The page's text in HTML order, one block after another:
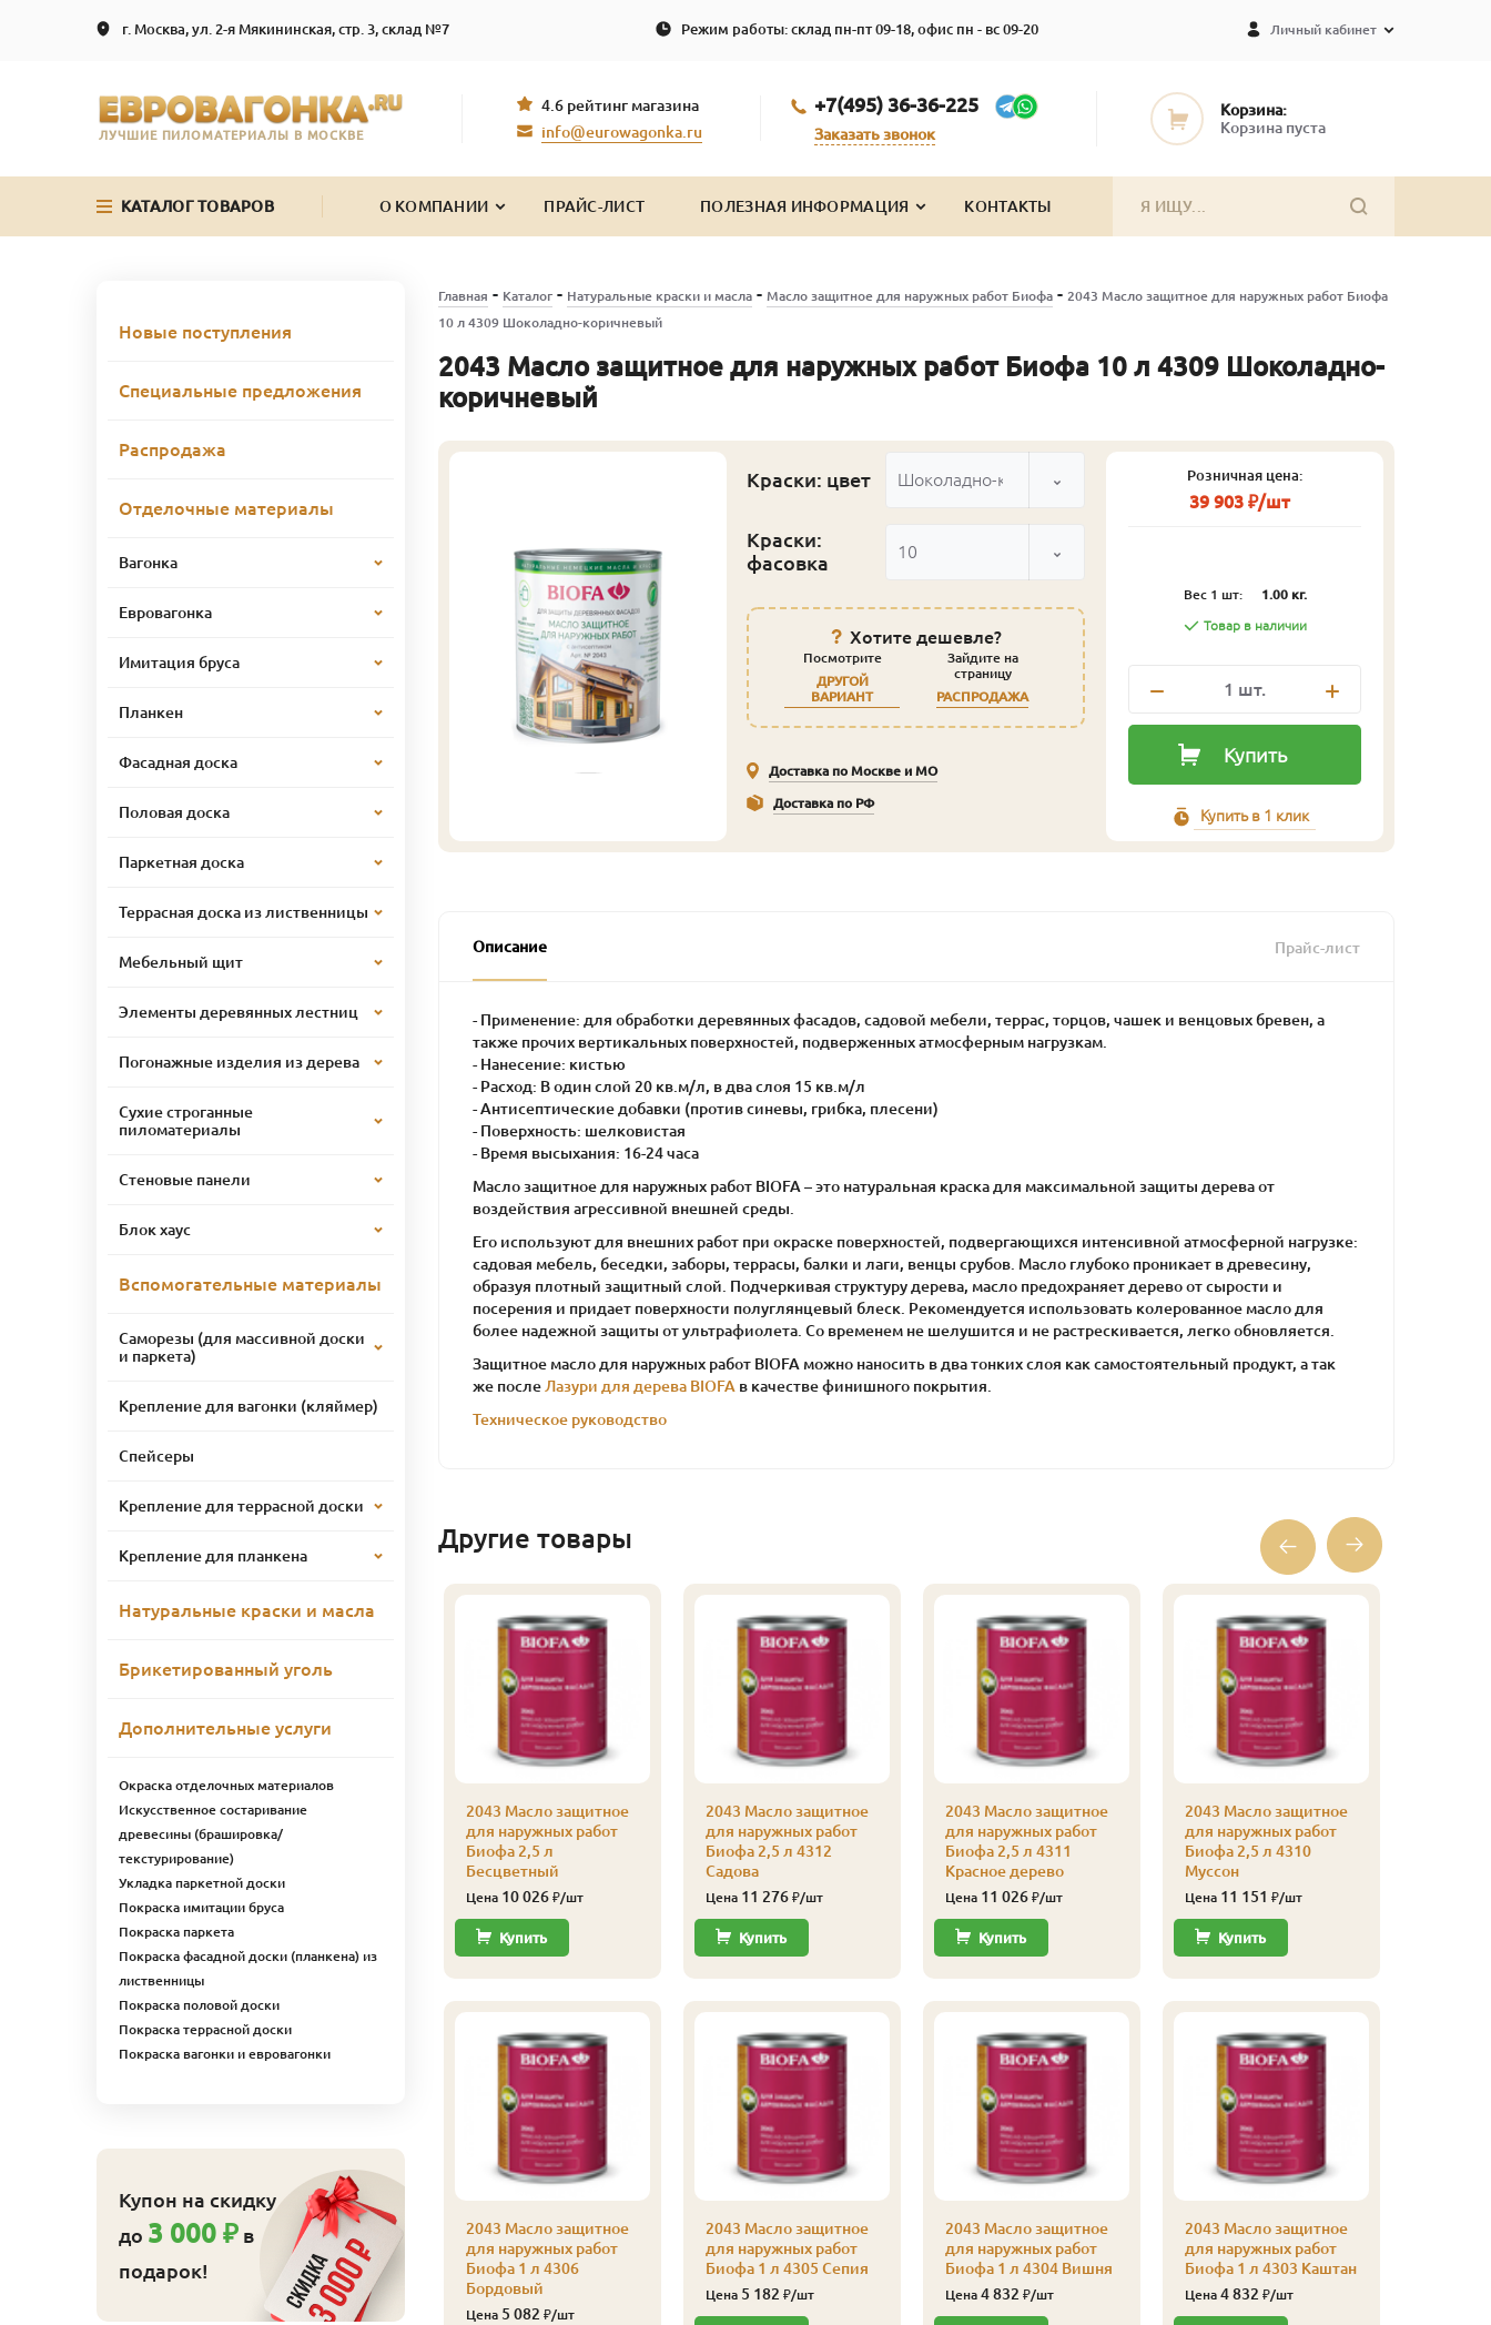
г. Москва, ул. 2-я Мякининская, стр. 3, склад №7 Режим работы: склад пн-пт 09-18, офис пн - вс 09-20 Личный кабинет
ЛУЧШИЕ ПИЛОМАТЕРИАЛЫ В МОСКВЕ
4.6 рейтинг магазина
info@eurowagonka.ru
+7(495) 36-36-225
Заказать звонок
Корзина:
Корзина пуста
КАТАЛОГ ТОВАРОВ О КОМПАНИИ ПРАЙС-ЛИСТ ПОЛЕЗНАЯ ИНФОРМАЦИЯ КОНТАКТЫ
Главная - Каталог- Натуральные краски и масла- Масло защитное для наружных работ Биофа- 2043 Масло защитное для наружных работ Биофа
10 л 4309 Шоколадно-коричневый
2043 Масло защитное для наружных работ Биофа 10 л 4309 Шоколадно-
коричневый
Краски: цвет Шоколадно-коричневый
Краски:
фасовка
10
Хотите дешевле?
Посмотрите
ДРУГОЙ
ВАРИАНТ
Зайдите на
страницу
РАСПРОДАЖА
Доставка по Москве и МО
Доставка по РФ
Розничная цена:
39 903 ₽/шт
Вес 1 шт: 1.00 кг.
Товар в наличии
1 шт.
Купить
Купить в 1 клик
Описание Прайс-лист
- Применение: для обработки деревянных фасадов, садовой мебели, террас, торцов, чашек и венцовых бревен, а
также прочих вертикальных поверхностей, подверженных атмосферным нагрузкам.
- Нанесение: кистью
- Расход: В один слой 20 кв.м/л, в два слоя 15 кв.м/л
- Антисептические добавки (против синевы, грибка, плесени)
- Поверхность: шелковистая
- Время высыхания: 16-24 часа
Масло защитное для наружных работ BIOFA – это натуральная краска для максимальной защиты дерева от
воздействия агрессивной внешней среды.
Его используют для внешних работ при окраске поверхностей, подвергающихся интенсивной атмосферной нагрузке:
садовая мебель, беседки, заборы, террасы, балки и лаги, венцы срубов. Масло глубоко проникает в древесину,
образуя плотный защитный слой. Подчеркивая структуру дерева, масло предохраняет дерево от сырости и
посерения и придает поверхности полуглянцевый блеск. Рекомендуется использовать колерованное масло для
более надежной защиты от ультрафиолета. Со временем не шелушится и не растрескивается, легко обновляется.
Защитное масло для наружных работ BIOFA можно наносить в два тонких слоя как самостоятельный продукт, а так
же после Лазури для дерева BIOFA в качестве финишного покрытия.
Техническое руководство
Другие товары
Масло защитное
наружных работ
Масло защитное
наружных работ
0,125 л 4301
2043 Масло защитное
для наружных работ
Биофа 1 л 4307 Коньяк
Цена 4 782
Купить
2043 Масло защитное
для наружных работ
Биофа 2,5 л
Бесцветный
Цена 10 026₽/шт
Купить
2043 Масло защитное
для наружных работ
Биофа 1 л 4306
Бордовый
Цена 5 082 ₽/шт
2043 Масло защитное
для наружных работ
Биофа 2,5 л 4312
Садова
Цена 11 276₽/шт
Купить
2043 Масло защитное
для наружных работ
Биофа 1 л 4305 Сепия
Цена 5 182 ₽/шт
2043 Масло защитное
для наружных работ
Биофа 2,5 л 4311
Красное дерево
Цена 11 026₽/шт
Купить
2043 Масло защитное
для наружных работ
Биофа 1 л 4304 Вишня
Цена 4 832 ₽/шт
2043 Масло защитное
для наружных работ
Биофа 2,5 л 4310
Муссон
Цена 11 151 ₽/шт
Купить
2043 Масло защитное
для наружных работ
Биофа 1 л 4303 Каштан
Цена 4 832 ₽/шт
Новые поступления
Специальные предложения
Распродажа
Отделочные материалы
Вагонка
Евровагонка
Имитация бруса
Планкен
Фасадная доска
Половая доска
Паркетная доска
Террасная доска из лиственницы
Мебельный щит
Элементы деревянных лестниц
Погонажные изделия из дерева
Сухие строганные
пиломатериалы
Стеновые панели
Блок хаус
Вспомогательные материалы
Саморезы (для массивной доски
и паркета)
Крепление для вагонки (кляймер)
Спейсеры
Крепление для террасной доски
Крепление для планкена
Натуральные краски и масла
Брикетированный уголь
Дополнительные услуги
Окраска отделочных материалов
Искусственное состаривание
древесины (брашировка/
текстурирование)
Укладка паркетной доски
Покраска имитации бруса
Покраска паркета
Покраска фасадной доски (планкена) из
лиственницы
Покраска половой доски
Покраска террасной доски
Покраска вагонки и евровагонки
Купон на скидку
до 3 000 ₽ в
подарок!